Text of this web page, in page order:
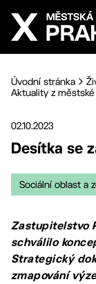
Přejít na
Úvodní stránka
Aktuality z
02.10.2023
Desítka se
Sociální oblast a
Zastupitelstvo
schválilo
Strategický
zmapování